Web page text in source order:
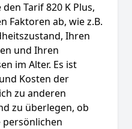
Tarif 820 K Plus,
Faktoren ab, wie z.B.
Ihren
und Ihren
im Alter. Es ist
Kosten der
zu anderen
zu überlegen, ob